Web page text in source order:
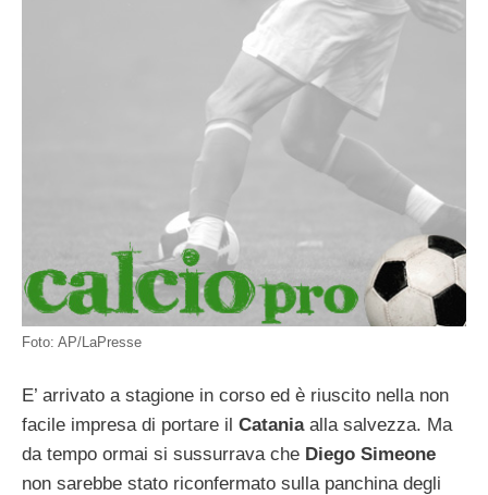
Foto: AP/LaPresse
E’ arrivato a stagione in corso ed è riuscito nella non
facile impresa di portare il Cataniaalla salvezza. Ma
da tempo ormai si sussurrava che Diego Simeone
non sarebbe stato riconfermato sulla panchina degli